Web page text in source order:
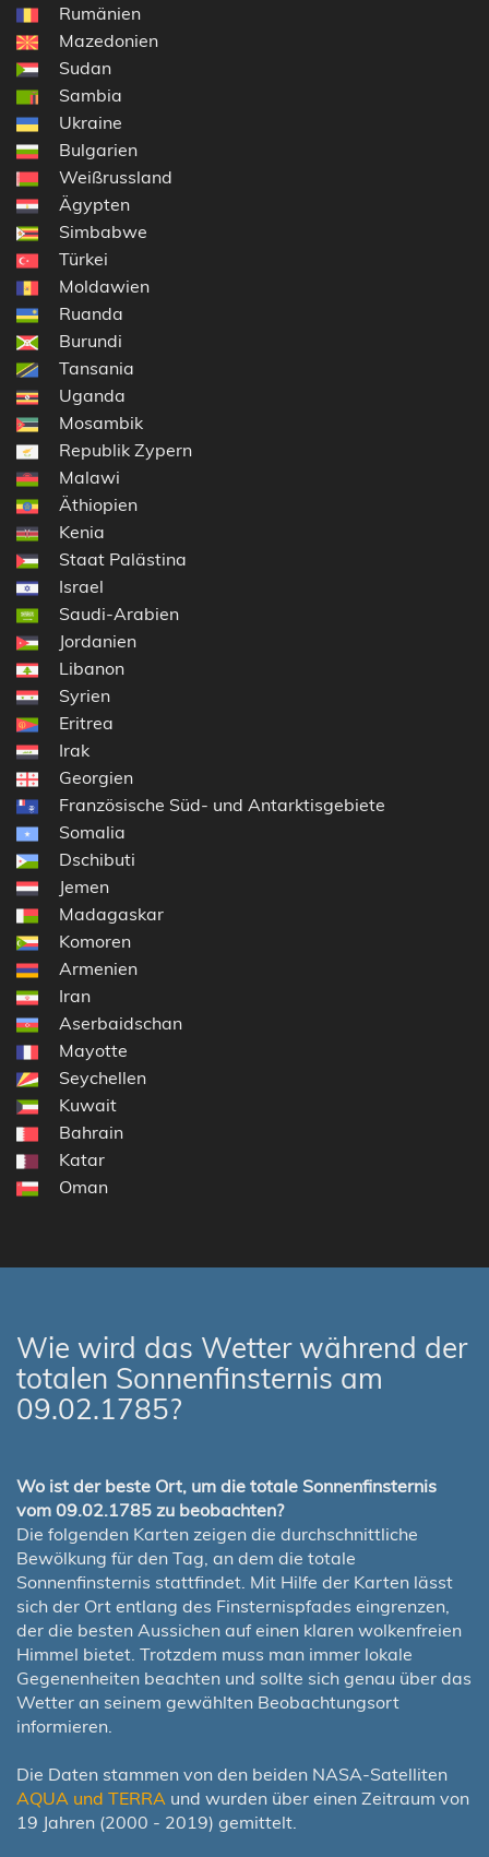
Rumänien
Mazedonien
Sudan
Sambia
Ukraine
Bulgarien
Weißrussland
Ägypten
Simbabwe
Türkei
Moldawien
Ruanda
Burundi
Tansania
Uganda
Mosambik
Republik Zypern
Malawi
Äthiopien
Kenia
Staat Palästina
Israel
Saudi-Arabien
Jordanien
Libanon
Syrien
Eritrea
Irak
Georgien
Französische Süd- und Antarktisgebiete
Somalia
Dschibuti
Jemen
Madagaskar
Komoren
Armenien
Iran
Aserbaidschan
Mayotte
Seychellen
Kuwait
Bahrain
Katar
Oman
Wie wird das Wetter während der
totalen Sonnenfinsternis am
09.02.1785?
Wo ist der beste Ort, um die totale Sonnenfinsternis
vom 09.02.1785 zu beobachten?
Die folgenden Karten zeigen die durchschnittliche
Bewölkung für den Tag, an dem die totale
Sonnenfinsternis stattfindet. Mit Hilfe der Karten lässt
sich der Ort entlang des Finsternispfades eingrenzen,
der die besten Aussichen auf einen klaren wolkenfreien
Himmel bietet. Trotzdem muss man immer lokale
Gegenenheiten beachten und sollte sich genau über das
Wetter an seinem gewählten Beobachtungsort
informieren.
Die Daten stammen von den beiden NASA-Satelliten
AQUA und TERRA und wurden über einen Zeitraum von
19 Jahren (2000 - 2019) gemittelt.